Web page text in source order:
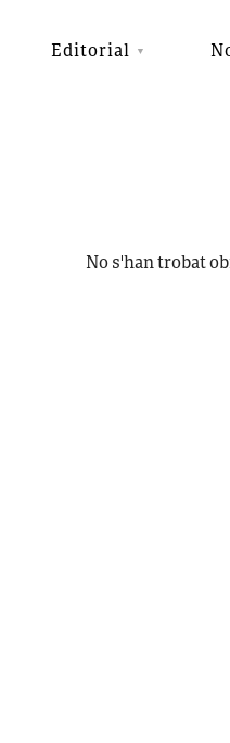
Editorial
No s'han trobat